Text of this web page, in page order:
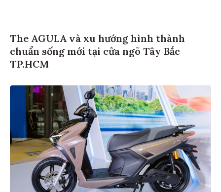
The AGULA và xu hướng hình thành
chuẩn sống mới tại cửa ngõ Tây Bắc
TP.HCM